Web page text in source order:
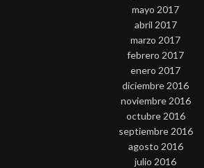
mayo 2017
abril 2017
marzo 2017
febrero 2017
enero 2017
diciembre 2016
noviembre 2016
octubre 2016
septiembre 2016
agosto 2016
julio 2016